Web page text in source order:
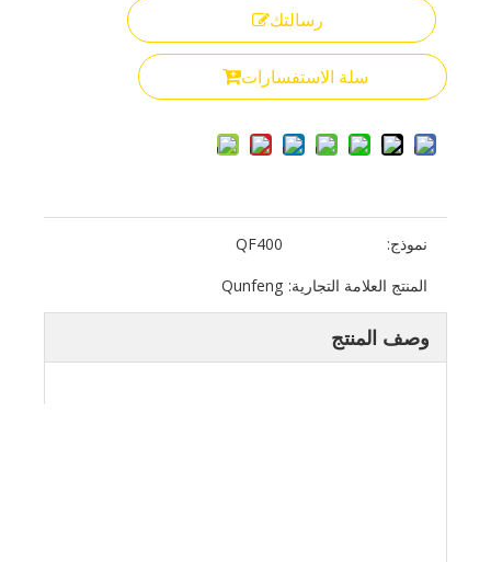
رسالتك
سلة الاستفسارات
نموذج:
QF400
المنتج العلامة التجارية: Qunfeng
وصف المنتج